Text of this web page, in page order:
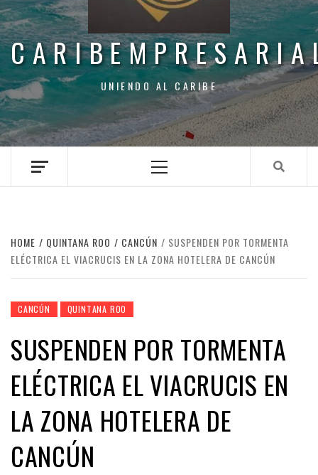
UNIENDO AL CARIBE
Menu
HOME QUINTANA ROO CANCÚN
SUSPENDEN POR TORMENTA
ELÉCTRICA EL VIACRUCIS EN LA ZONA HOTELERA DE CANCÚN
CANCÚN QUINTANA ROO
SUSPENDEN POR TORMENTA
ELÉCTRICA EL VIACRUCIS EN
LA ZONA HOTELERA DE
CANCÚN